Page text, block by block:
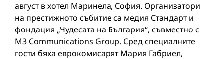
август в хотел Маринела, София. Организатори
на престижното събитие са медия Стандарт и
фондация „Чудесата на България“, съвместно с
M3 Communications Group. Сред специалните
гости бяха еврокомисарят Мария Габриел,